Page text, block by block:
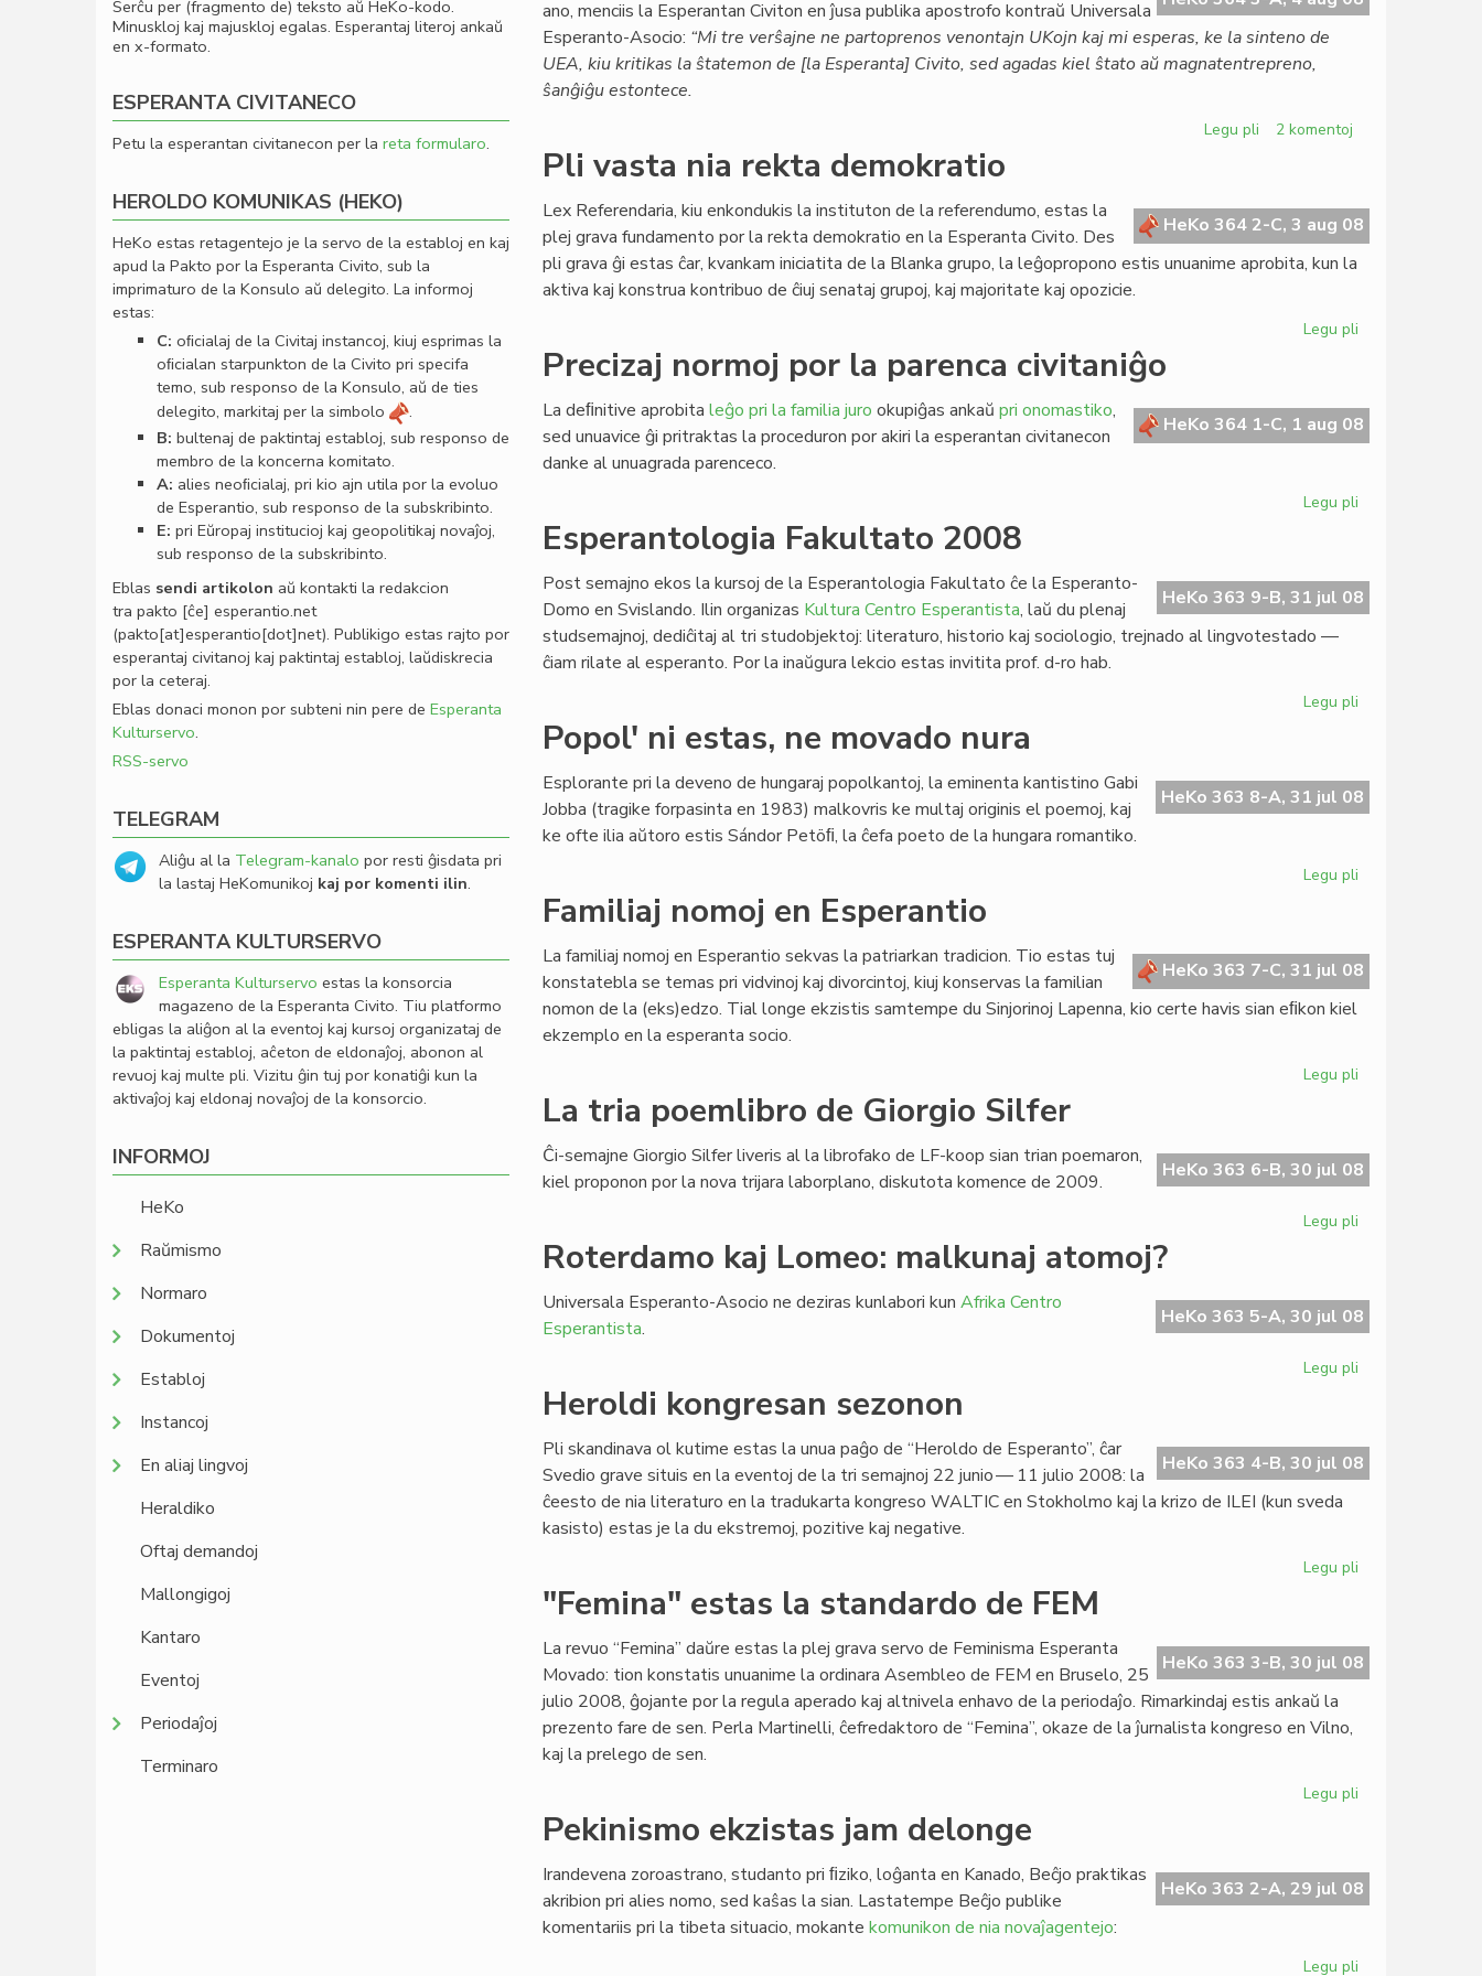
ano, menciis la Esperantan Civiton en ĵusa publika apostrofo kontraŭ Universala
Esperanto-Asocio: “Mi tre verŝajne ne partoprenos venontajn UKojn kaj mi esperas, ke la sinteno de
UEA, kiu kritikas la ŝtatemon de [la Esperanta] Civito, sed agadas kiel ŝtato aŭ magnatentrepreno,
ŝanĝiĝu estontece.
Legu pli
kaj
arbitreco
kun
2 komentoj
Pli vasta nia rekta demokratio
HeKo 364 2-C, 3 aug 08
Lex Referendaria, kiu enkondukis la instituton de la referendumo, estas la
plej grava fundamento por la rekta demokratio en la Esperanta Civito. Des
pli grava ĝi estas ĉar, kvankam iniciatita de la Blanka grupo, la leĝopropono estis unuanime aprobita, kun la
aktiva kaj konstrua kontribuo de ĉiuj senataj grupoj, kaj majoritate kaj opozicie.
Legu pli
rekta
demokratio
Precizaj normoj por la parenca civitaniĝo
HeKo 364 1-C, 1 aug 08
La deﬁnitive aprobita leĝo pri la familia juro okupiĝas ankaŭ pri onomastiko,
sed unuavice ĝi pritraktas la proceduron por akiri la esperantan civitanecon
danke al unuagrada parenceco.
Legu pli
la
parenca
Esperantologia Fakultato 2008
HeKo 363 9-B, 31 jul 08
Post semajno ekos la kursoj de la Esperantologia Fakultato ĉe la Esperanto-
Domo en Svislando. Ilin organizas Kultura Centro Esperantista, laŭ du plenaj
studsemajnoj, dediĉitaj al tri studobjektoj: literaturo, historio kaj sociologio, trejnado al lingvotestado —
ĉiam rilate al esperanto. Por la inaŭgura lekcio estas invitita prof. d-ro hab.
Legu pli
Popol' ni estas, ne movado nura
HeKo 363 8-A, 31 jul 08
Esplorante pri la deveno de hungaraj popolkantoj, la eminenta kantistino Gabi
Jobba (tragike forpasinta en 1983) malkovris ke multaj originis el poemoj, kaj
ke ofte ilia aŭtoro estis Sándor Petöﬁ, la ĉefa poeto de la hungara romantiko.
Legu pli
ne
movado
Familiaj nomoj en Esperantio
HeKo 363 7-C, 31 jul 08
La familiaj nomoj en Esperantio sekvas la patriarkan tradicion. Tio estas tuj
konstatebla se temas pri vidvinoj kaj divorcintoj, kiuj konservas la familian
nomon de la (eks)edzo. Tial longe ekzistis samtempe du Sinjorinoj Lapenna, kio certe havis sian eﬁkon kiel
ekzemplo en la esperanta socio.
Legu pli
Esperantio
La tria poemlibro de Giorgio Silfer
HeKo 363 6-B, 30 jul 08
Ĉi-semajne Giorgio Silfer liveris al la librofako de LF-koop sian trian poemaron,
kiel proponon por la nova trijara laborplano, diskutota komence de 2009.
Legu pli
de
Giorgio
Roterdamo kaj Lomeo: malkunaj atomoj?
HeKo 363 5-A, 30 jul 08
Universala Esperanto-Asocio ne deziras kunlabori kun Afrika Centro
Esperantista.
Legu pli
malkunaj
atomoj?
Heroldi kongresan sezonon
HeKo 363 4-B, 30 jul 08
Pli skandinava ol kutime estas la unua paĝo de “Heroldo de Esperanto”, ĉar
Svedio grave situis en la eventoj de la tri semajnoj 22 junio — 11 julio 2008: la
ĉeesto de nia literaturo en la tradukarta kongreso WALTIC en Stokholmo kaj la krizo de ILEI (kun sveda
kasisto) estas je la du ekstremoj, pozitive kaj negative.
Legu pli
"Femina" estas la standardo de FEM
HeKo 363 3-B, 30 jul 08
La revuo “Femina” daŭre estas la plej grava servo de Feminisma Esperanta
Movado: tion konstatis unuanime la ordinara Asembleo de FEM en Bruselo, 25
julio 2008, ĝojante por la regula aperado kaj altnivela enhavo de la periodaĵo. Rimarkindaj estis ankaŭ la
prezento fare de sen. Perla Martinelli, ĉefredaktoro de “Femina”, okaze de la ĵurnalista kongreso en Vilno,
kaj la prelego de sen.
Legu pli
standardo
de
Pekinismo ekzistas jam delonge
HeKo 363 2-A, 29 jul 08
Irandevena zoroastrano, studanto pri ﬁziko, loĝanta en Kanado, Beĉjo praktikas
akribion pri alies nomo, sed kaŝas la sian. Lastatempe Beĉjo publike
komentariis pri la tibeta situacio, mokante komunikon de nia novaĵagentejo:
Legu pli
Serĉu per (fragmento de) teksto aŭ HeKo-kodo.
Minuskloj kaj majuskloj egalas. Esperantaj literoj ankaŭ
en x-formato.
ESPERANTA CIVITANECO
Petu la esperantan civitanecon per la reta formularo.
HEROLDO KOMUNIKAS (HEKO)
HeKo estas retagentejo je la servo de la establoj en kaj
apud la Pakto por la Esperanta Civito, sub la
imprimaturo de la Konsulo aŭ delegito. La informoj
estas:
C: oﬁcialaj de la Civitaj instancoj, kiuj esprimas la
oﬁcialan starpunkton de la Civito pri specifa
temo, sub responso de la Konsulo, aŭ de ties
delegito, markitaj per la simbolo
.
B: bultenaj de paktintaj establoj, sub responso de
membro de la koncerna komitato.
A: alies neoﬁcialaj, pri kio ajn utila por la evoluo
de Esperantio, sub responso de la subskribinto.
E: pri Eŭropaj institucioj kaj geopolitikaj novaĵoj,
sub responso de la subskribinto.
Eblas sendi artikolon aŭ kontakti la redakcion
tra pakto [ĉe] esperantio.net
(pakto[at]esperantio[dot]net). Publikigo estas rajto por
esperantaj civitanoj kaj paktintaj establoj, laŭdiskrecia
por la ceteraj.
Eblas donaci monon por subteni nin pere de Esperanta
Kulturservo.
RSS-servo
TELEGRAM
Aliĝu al la Telegram-kanalo por resti ĝisdata pri
la lastaj HeKomunikoj kaj por komenti ilin.
ESPERANTA KULTURSERVO
Esperanta Kulturservo estas la konsorcia
magazeno de la Esperanta Civito. Tiu platformo
ebligas la aliĝon al la eventoj kaj kursoj organizataj de
la paktintaj establoj, aĉeton de eldonaĵoj, abonon al
revuoj kaj multe pli. Vizitu ĝin tuj por konatiĝi kun la
aktivaĵoj kaj eldonaj novaĵoj de la konsorcio.
INFORMOJ
HeKo
Raŭmismo
Normaro
Dokumentoj
Establoj
Instancoj
En aliaj lingvoj
Heraldiko
Oftaj demandoj
Mallongigoj
Kantaro
Eventoj
Periodaĵoj
Terminaro